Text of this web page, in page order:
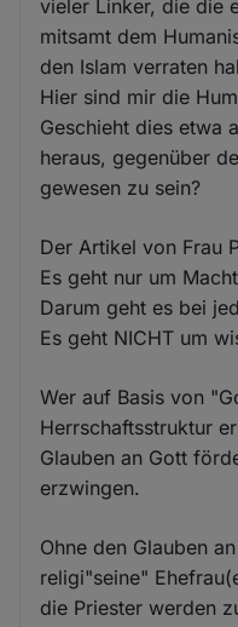
vieler Linker, die die
mitsamt dem
den Islam verraten
Hier sind mir die
Geschieht dies etwa
heraus, gegenüber
gewesen zu sein?
Der Artikel von Frau
Es geht nur um
Darum geht es bei
Es geht NICHT um
Wer auf Basis von
Herrschaftsstruktur
Glauben an Gott
erzwingen.
Ohne den Glauben
religi"seine"
die Priester werden